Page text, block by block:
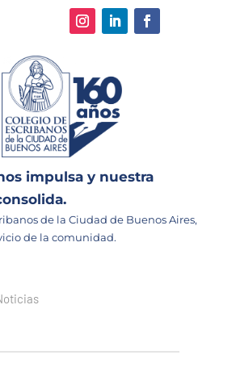
impulsa y nuestra
de la Ciudad de Buenos Aires,
de la comunidad.